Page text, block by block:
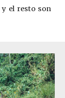
el resto son